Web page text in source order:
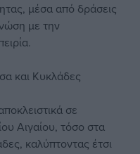
μέσα από δράσεις
με την
και Κυκλάδες
σε
Αιγαίου, τόσο στα
καλύπτοντας έτσι